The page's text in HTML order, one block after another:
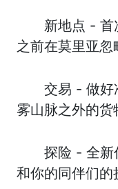
新地点 - 首
之前在莫里亚
交易 - 做好
雾山脉之外的货
探险 - 全新
和你的同伴们的